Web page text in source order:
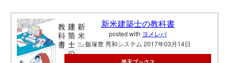
新米建築士の教科書
posted with ヨメレバ
飯塚豊 秀和システム 2017年03月14日